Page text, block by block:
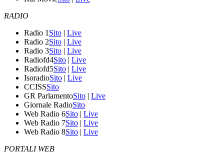
RADIO
Radio 1 Sito | Live
Radio 2Sito | Live
Radio 3Sito | Live
Radiofd4Sito | Live
Radiofd5Sito | Live
IsoradioSito | Live
CCISSSito
GR ParlamentoSito | Live
Giornale RadioSito
Web Radio 6Sito | Live
Web Radio 7Sito | Live
Web Radio 8Sito | Live
PORTALI WEB